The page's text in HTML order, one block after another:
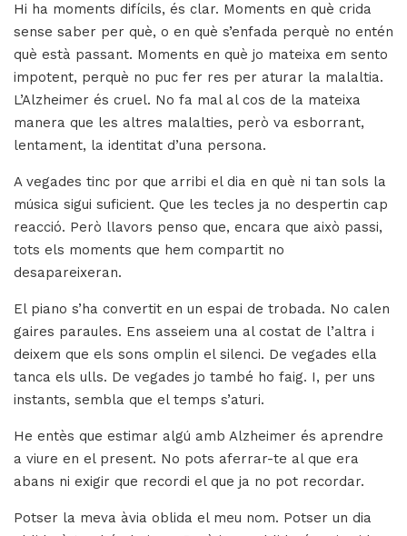
Hi ha moments difícils, és clar. Moments en què crida
sense saber per què, o en què s’enfada perquè no entén
què està passant. Moments en què jo mateixa em sento
impotent, perquè no puc fer res per aturar la malaltia.
L’Alzheimer és cruel. No fa mal al cos de la mateixa
manera que les altres malalties, però va esborrant,
lentament, la identitat d’una persona.
A vegades tinc por que arribi el dia en què ni tan sols la
música sigui suficient. Que les tecles ja no despertin cap
reacció. Però llavors penso que, encara que això passi,
tots els moments que hem compartit no
desapareixeran.
El piano s’ha convertit en un espai de trobada. No calen
gaires paraules. Ens asseiem una al costat de l’altra i
deixem que els sons omplin el silenci. De vegades ella
tanca els ulls. De vegades jo també ho faig. I, per uns
instants, sembla que el temps s’aturi.
He entès que estimar algú amb Alzheimer és aprendre
a viure en el present. No pots aferrar-te al que era
abans ni exigir que recordi el que ja no pot recordar.
Potser la meva àvia oblida el meu nom. Potser un dia